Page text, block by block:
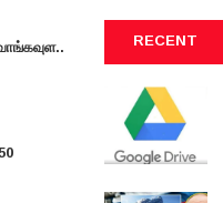
RECENT